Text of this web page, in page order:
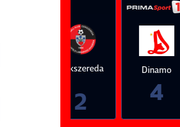
Dinamo FC
0